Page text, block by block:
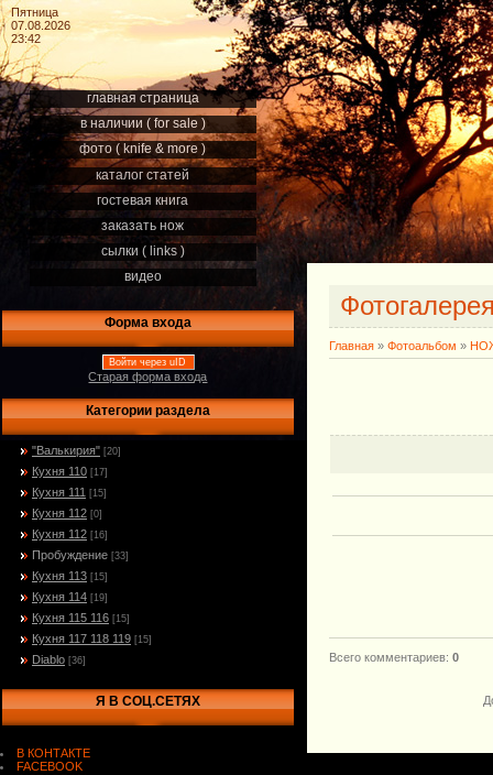
Пятница
07.08.2026
23:42
главная страница
в наличии ( for sale )
фото ( knife & more )
каталог статей
гостевая книга
заказать нож
сылки ( links )
видео
Форма входа
Войти через uID
Старая форма входа
Категории раздела
"Валькирия" [20]
Кухня 110 [17]
Кухня 111 [15]
Кухня 112 [0]
Кухня 112 [16]
Пробуждение [33]
Кухня 113 [15]
Кухня 114 [19]
Кухня 115 116 [15]
Кухня 117 118 119 [15]
Diablo [36]
Я В СОЦ.СЕТЯХ
В КОНТАКТЕ
FACEBOOK
Главная » Фотоальбом »
Всего комментариев: 0